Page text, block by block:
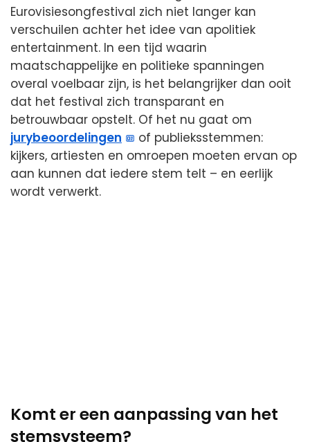
Eurovisiesongfestival zich niet langer kan
verschuilen achter het idee van apolitiek
entertainment. In een tijd waarin
maatschappelijke en politieke spanningen
overal voelbaar zijn, is het belangrijker dan ooit
dat het festival zich transparant en
betrouwbaar opstelt. Of het nu gaat om
jurybeoordelingen
of publieksstemmen:
kijkers, artiesten en omroepen moeten ervan op
aan kunnen dat iedere stem telt – en eerlijk
wordt verwerkt.
Komt er een aanpassing van het
stemsysteem?